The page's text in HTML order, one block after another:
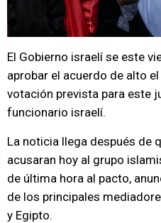
El Gobierno israelí se este
aprobar el acuerdo de alto
votación prevista para este
funcionario israelí.
La noticia llega después de
acusaran hoy al grupo
de última hora al pacto,
de los principales
y Egipto.